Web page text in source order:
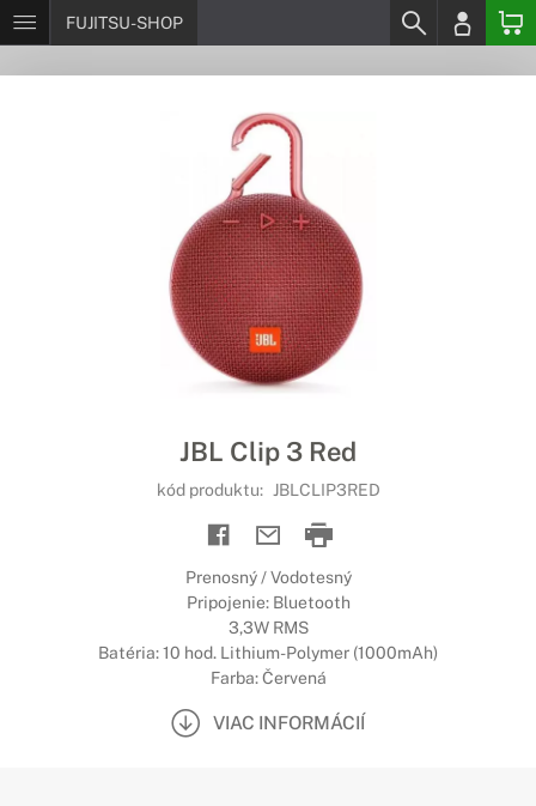
FUJITSU-SHOP
JBL Clip 3 Red
kód produktu: JBLCLIP3RED
Prenosný / Vodotesný
Pripojenie: Bluetooth
3,3W RMS
Batéria: 10 hod. Lithium-Polymer (1000mAh)
Farba: Červená
VIAC INFORMÁCIÍ